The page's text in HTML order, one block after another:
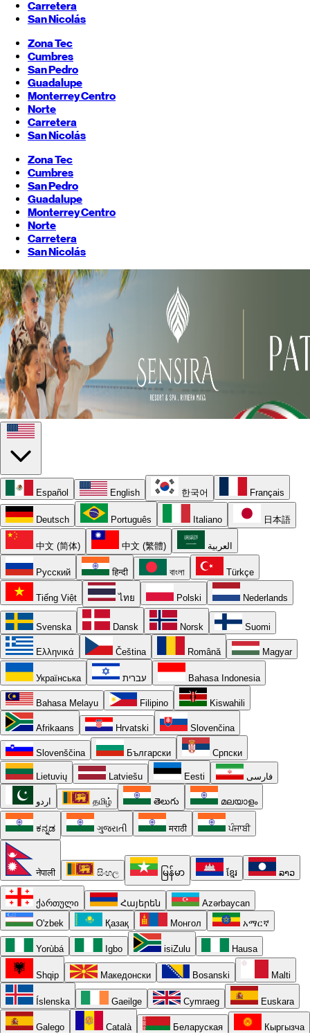
Carretera
San Nicolás
Zona Tec
Cumbres
San Pedro
Guadalupe
MonterreyCentro
Norte
Carretera
San Nicolás
Zona Tec
Cumbres
San Pedro
Guadalupe
MonterreyCentro
Norte
Carretera
San Nicolás
Español English 한국어 Français
Deutsch Português Italiano 日本語
中文 (简体) 中文 (繁體) العربية
Русский हिन्दी বাংলা Türkçe
Tiếng Việt ไทย Polski Nederlands
Svenska Dansk Norsk Suomi
Ελληνικά Čeština Română Magyar
Українська עברית Bahasa Indonesia
Bahasa Melayu Filipino Kiswahili
Afrikaans Hrvatski Slovenčina
Slovenščina Български Српски
Lietuvių Latviešu Eesti فارسی
اردو தமிழ் తెలుగు മലയാളം
ಕನ್ನಡ ગુજરાતી मराठी ਪੰਜਾਬੀ
नेपाली සිංහල မြန်မာ ខ្មែរ ລາວ
ქართული Հայերեն
Azərbaycan
O'zbek
Қазақ Монгол አማርኛ
Yorùbá Igbo isiZulu Hausa
Shqip Македонски Bosanski Malti
Íslenska Gaeilge Cymraeg Euskara
Galego Català Беларуская Кыргызча